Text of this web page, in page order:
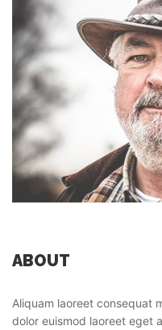
ABOUT
Aliquam laoreet consequat
dolor euismod laoreet eget